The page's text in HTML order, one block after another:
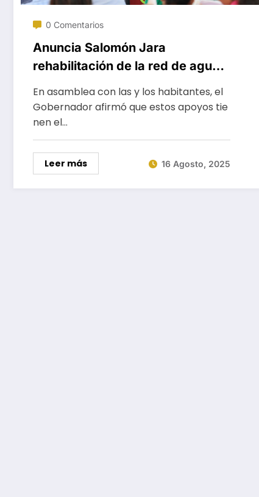
0 Comentarios
Anuncia Salomón Jara
rehabilitación de la red de agua
potable de San Juan Ihualtepec
En asamblea con las y los habitantes, el
Gobernador afirmó que estos apoyos tie
nen el…
Leer más 16 Agosto, 2025